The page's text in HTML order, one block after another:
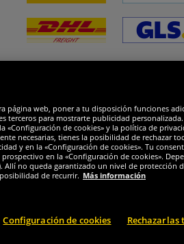
web, poner a tu disposición funciones
para mostrarte publicidad personalizada.
de cookies» y la política de
necesarias, tienes la posibilidad de rechazar
y en la «Configuración de cookies». Tu
en la «Configuración de cookies».
no queda garantizado un nivel de protección
de recurrir. Más información
Configuración de cookies Rechazarlas